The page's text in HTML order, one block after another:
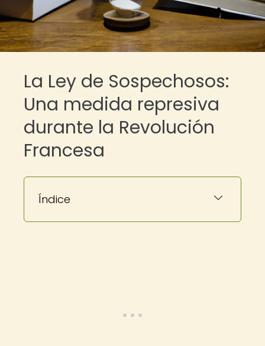
La Ley de Sospechosos:
Una medida represiva
durante la Revolución
Francesa
Índice